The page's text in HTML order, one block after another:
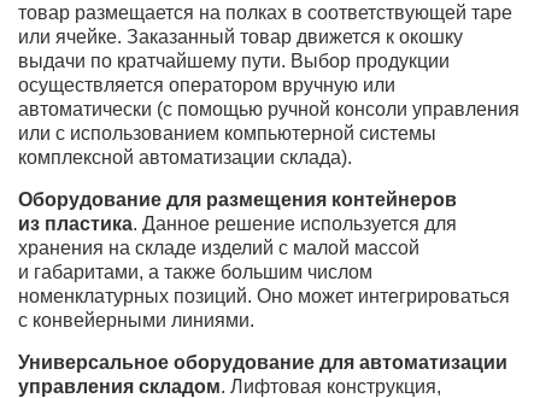
товар размещается на полках в соответствующей таре
или ячейке. Заказанный товар движется к окошку
выдачи по кратчайшему пути. Выбор продукции
осуществляется оператором вручную или
автоматически (с помощью ручной консоли управления
или с использованием компьютерной системы
комплексной автоматизации склада).
Оборудование для размещения контейнеров
из пластика. Данное решение используется для
хранения на складе изделий с малой массой
и габаритами, а также большим числом
номенклатурных позиций. Оно может интегрироваться
с конвейерными линиями.
Универсальное оборудование для автоматизации
управления складом. Лифтовая конструкция,